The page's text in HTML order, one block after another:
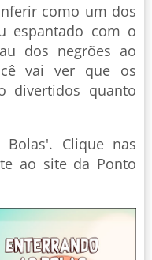
como um dos
espantado com o
dos negrões ao
vai ver que os
divertidos quanto
Clique nas
ao site da Ponto